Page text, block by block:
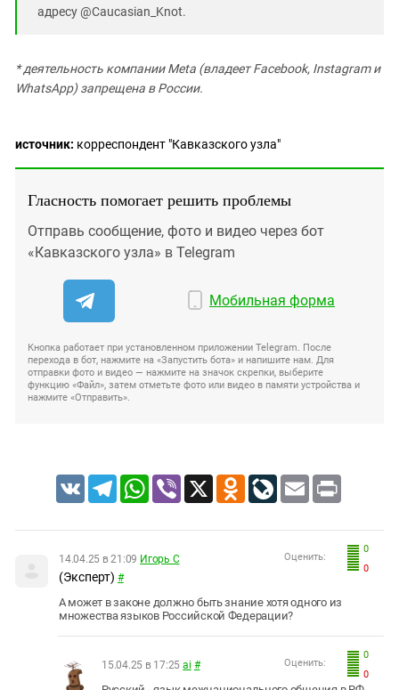
адресу @Caucasian_Knot.
* деятельность компании Meta (владеет Facebook, Instagram и
WhatsApp) запрещена в России.
источник: корреспондент "Кавказского узла"
Гласность помогает решить проблемы
Отправь сообщение, фото и видео через бот
«Кавказского узла» в Telegram
Мобильная форма
Кнопка работает при установленном приложении Telegram. После
перехода в бот, нажмите на «Запустить бота» и напишите нам. Для
отправки фото и видео — нажмите на значок скрепки, выберите
функцию «Файл», затем отметьте фото или видео в памяти устройства и
нажмите «Отправить».
VK TelegramWhatsApp
Viber X Odnoklassniki
LiveJournal
Email Print
0
0
Оценить:
14.04.25 в 21:09 Игорь С
(Эксперт) #
А может в законе должно быть знание хотя одного из
множества языков Российской Федерации?
0
0
Оценить:
15.04.25 в 17:25 ai #